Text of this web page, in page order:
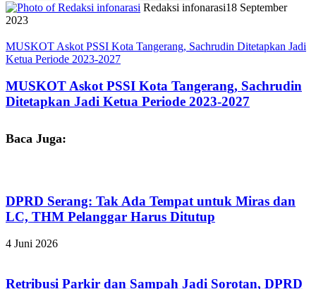
Redaksi infonarasi18 September
2023
MUSKOT Askot PSSI Kota Tangerang, Sachrudin Ditetapkan Jadi
Ketua Periode 2023-2027
MUSKOT Askot PSSI Kota Tangerang, Sachrudin
Ditetapkan Jadi Ketua Periode 2023-2027
Baca Juga:
DPRD Serang: Tak Ada Tempat untuk Miras dan
LC, THM Pelanggar Harus Ditutup
4 Juni 2026
Retribusi Parkir dan Sampah Jadi Sorotan, DPRD